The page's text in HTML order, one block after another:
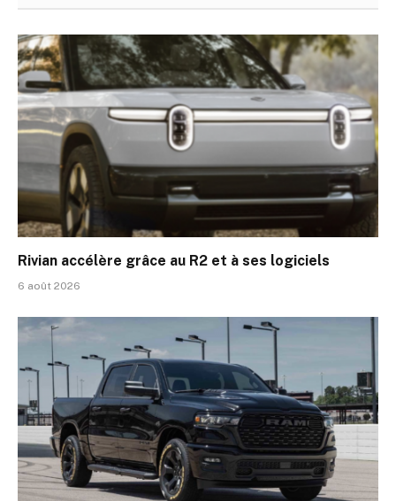
Rivian accélère grâce au R2 et à ses logiciels
6 août 2026